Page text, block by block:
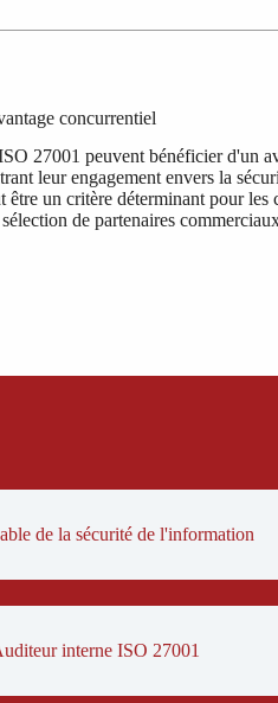
concurrentiel
27001 peuvent bénéficier d'un
leur engagement envers la
un critère déterminant pour les
de partenaires
de la sécurité de l'information
interne ISO 27001